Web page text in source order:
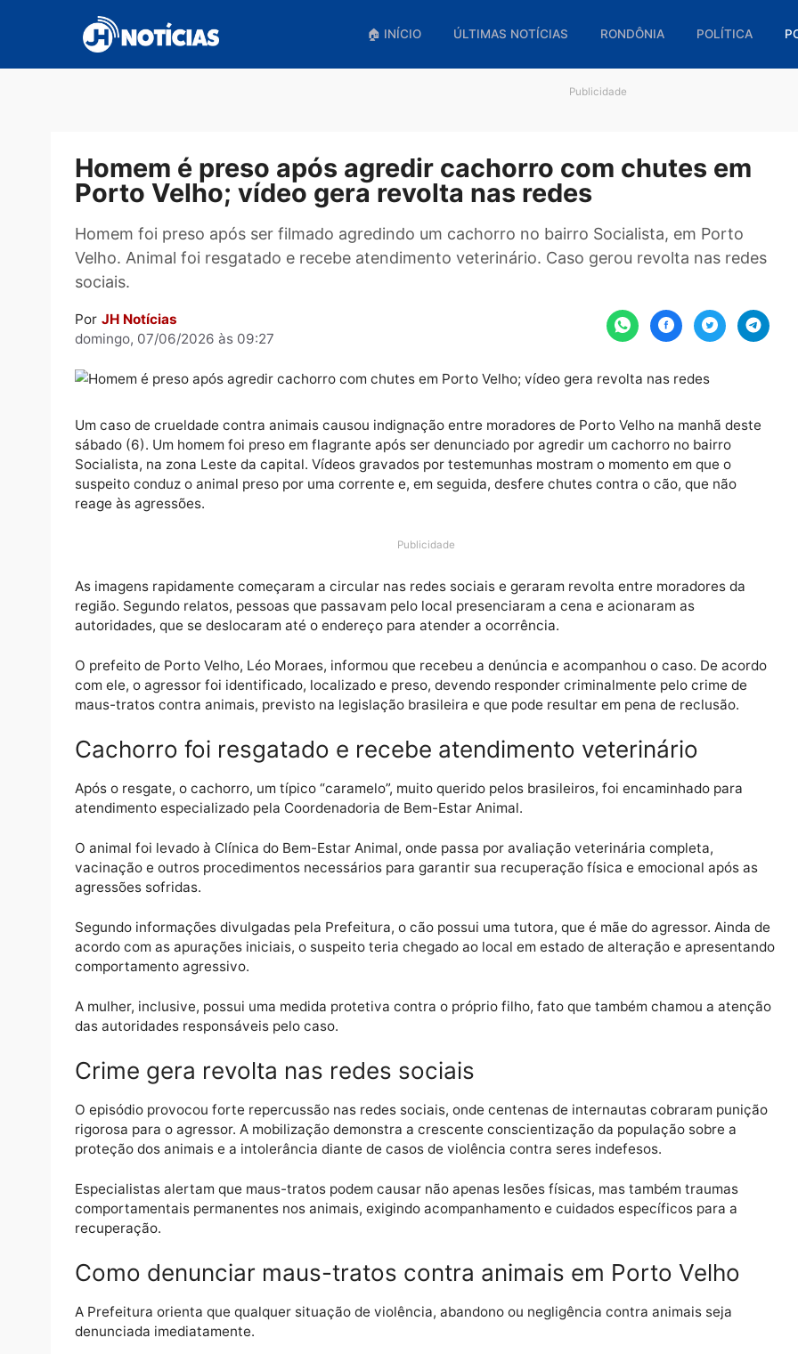
conteúdo
🏠 INÍCIO ÚLTIMAS NOTÍCIAS RONDÔNIA
Homem é preso após agredir cachorro com chutes
Porto Velho; vídeo gera revolta nas redes
Homem foi preso após ser filmado agredindo um cachorro no bairro Socialista, em
Velho. Animal foi resgatado e recebe atendimento veterinário. Caso gerou revolta nas
sociais.
domingo, 07/06/2026 às 09:27
Um caso de crueldade contra animais causou indignação entre moradores de Porto Velho na manhã
sábado (6). Um homem foi preso em flagrante após ser denunciado por agredir um cachorro no
Socialista, na zona Leste da capital. Vídeos gravados por testemunhas mostram o momento em que
suspeito conduz o animal preso por uma corrente e, em seguida, desfere chutes contra o cão, que
Publicidade
região. Segundo relatos, pessoas que passavam pelo local presenciaram a cena e acionaram as
autoridades, que se deslocaram até o endereço para atender a ocorrência.
O prefeito de Porto Velho, Léo Moraes, informou que recebeu a denúncia e acompanhou o caso. De
com ele, o agressor foi identificado, localizado e preso, devendo responder criminalmente pelo
maus-tratos contra animais, previsto na legislação brasileira e que pode resultar em pena de
Após o resgate, o cachorro, um típico “caramelo”, muito querido pelos brasileiros, foi encaminhado
atendimento especializado pela Coordenadoria de Bem-Estar Animal.
O animal foi levado à Clínica do Bem-Estar Animal, onde passa por avaliação veterinária completa,
vacinação e outros procedimentos necessários para garantir sua recuperação física e emocional
Segundo informações divulgadas pela Prefeitura, o cão possui uma tutora, que é mãe do agressor.
comportamento agressivo.
A mulher, inclusive, possui uma medida protetiva contra o próprio filho, fato que também chamou a
das autoridades responsáveis pelo caso.
Crime gera revolta nas redes sociais
O episódio provocou forte repercussão nas redes sociais, onde centenas de internautas cobraram
proteção dos animais e a intolerância diante de casos de violência contra seres indefesos.
Especialistas alertam que maus-tratos podem causar não apenas lesões físicas, mas também
comportamentais permanentes nos animais, exigindo acompanhamento e cuidados específicos